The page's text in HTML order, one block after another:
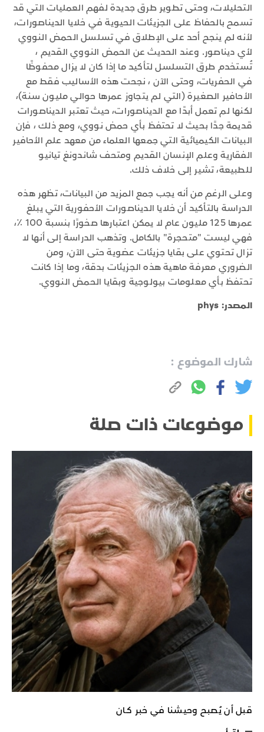
التحليلات، وحتى تطوير طرق جديدة لفهم العمليات التي قد
تسمح بالحفاظ على الجزيئات الحيوية في خلايا الديناصورات،
لأنه لم ينجح أحد على الإطلاق في تسلسل الحمض النووي
لأي ديناصور. وعند الحديث عن الحمض النووي القديم ،
تُستخدم طرق التسلسل لتأكيد ما إذا كان لا يزال محفوظًا
في الحفريات، وحتى الآن ، نجحت هذه الأساليب فقط مع
الأحافير الصغيرة (التي لم يتجاوز عمرها حوالي مليون سنة)،
لكنها لم تعمل أبدًا مع الديناصورات، حيث تعتبر الديناصورات
قديمة جدًا بحيث لا تحتفظ بأي حمض نووي، ومع ذلك ، فإن
البيانات الكيميائية التي جمعها العلماء من معهد علم الأحافير
الفقارية وعلم الإنسان القديم ومتحف شاندونغ تيانيو
للطبيعة، تشير إلى خلاف ذلك.
وعلى الرغم من أنه يجب جمع المزيد من البيانات، تظهر هذه
الدراسة بالتأكيد أن خلايا الديناصورات الأحفورية التي يبلغ
عمرها 125 مليون عام لا يمكن اعتبارها صخورًا بنسبة 100 ٪،
فهي ليست "متحجرة" بالكامل. وتذهب الدراسة إلى أنها لا
تزال تحتوي على بقايا جزيئات عضوية حتى الآن، ومن
الضروري معرفة ماهية هذه الجزيئات بدقة، وما إذا كانت
تحتفظ بأي معلومات بيولوجية وبقايا الحمض النووي.
المصدر: phys
شارك الموضوع :
موضوعات ذات صلة
قبل أن يُصبح وحيشنا في خبر كـان